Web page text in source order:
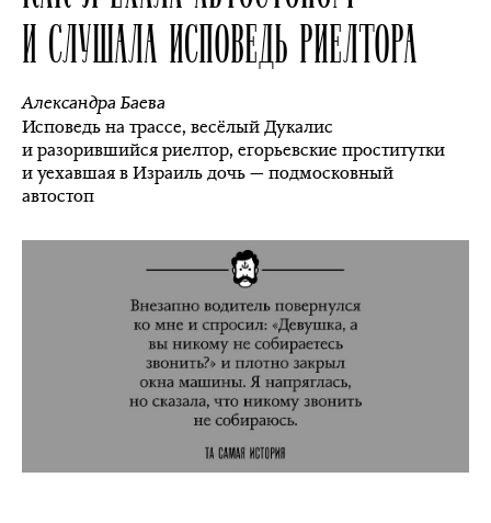
И СЛУШАЛА ИСПОВЕДЬ РИЕЛТОРА
Александра Баева
Исповедь на трассе, весёлый Дукалис
и разорившийся риелтор, егорьевские проститутки
и уехавшая в Израиль дочь — подмосковный
автостоп